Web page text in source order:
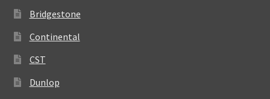
Bridgestone
Continental
CST
Dunlop